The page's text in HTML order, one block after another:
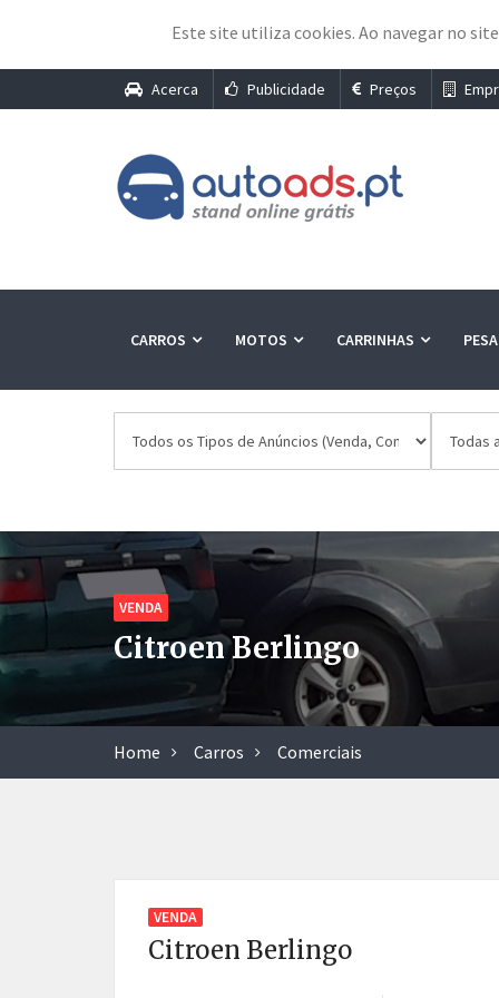
Este site utiliza cookies. Ao navegar no
Acerca Publicidade Preços
CARROS MOTOS CARRINHAS
VENDA
Citroen Berlingo
Home Carros Comerciais
VENDA
Citroen Berlingo